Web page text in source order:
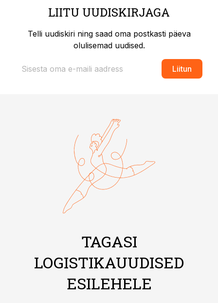
LIITU UUDISKIRJAGA
Telli uudiskiri ning saad oma postkasti päeva
olulisemad uudised.
Liitun
TAGASI
LOGISTIKAUUDISED
ESILEHELE